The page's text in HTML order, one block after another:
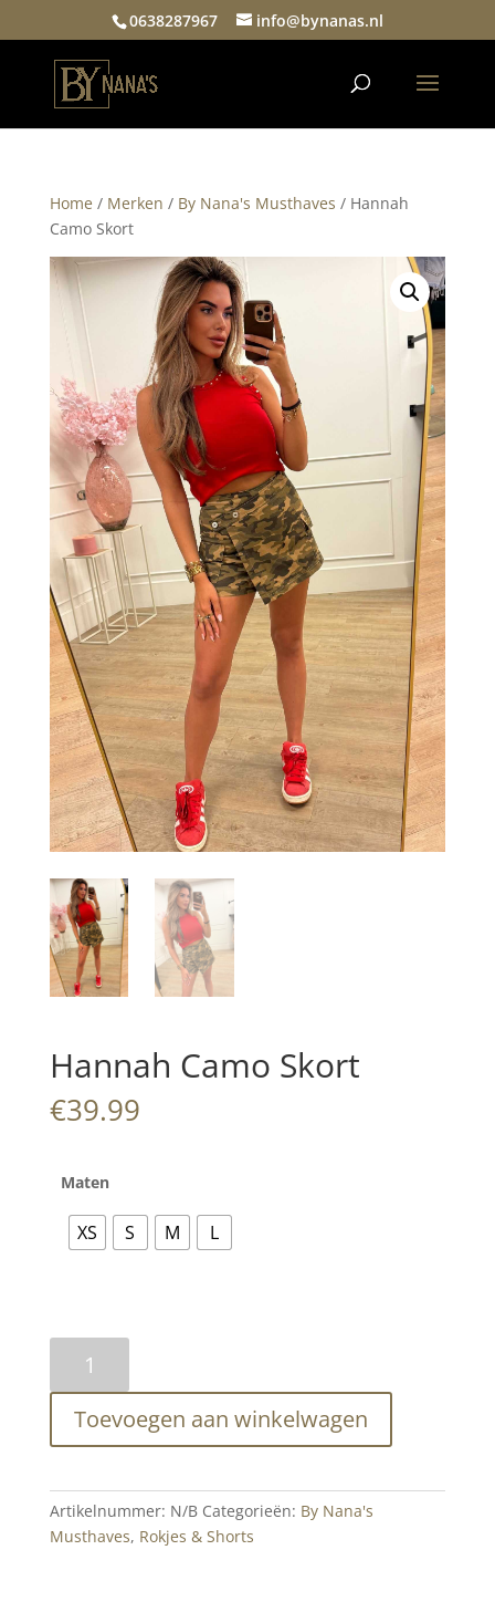
0638287967 info@bynanas.nl
Home / Merken / By Nana's Musthaves / Hannah
Camo Skort
Hannah Camo Skort
€39.99
Maten
XS S M L
Camo
Skort
aantal
Toevoegen aan winkelwagen
Artikelnummer: N/B Categorieën: By Nana's
Musthaves, Rokjes & Shorts